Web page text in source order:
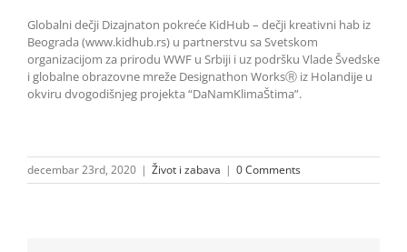
Globalni dečji Dizajnaton pokreće KidHub – dečji kreativni hab iz
Beograda (www.kidhub.rs) u partnerstvu sa Svetskom
organizacijom za prirodu WWF u Srbiji i uz podršku Vlade Švedske
i globalne obrazovne mreže Designathon WorksⓇ iz Holandije u
okviru dvogodišnjeg projekta “DaNamKlimaŠtima”.
decembar 23rd, 2020 | Život i zabava | 0 Comments